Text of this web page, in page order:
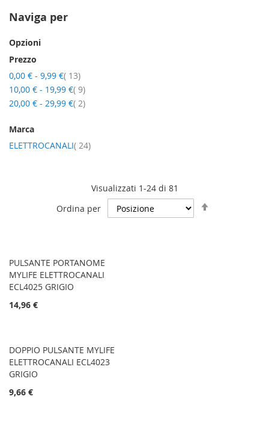
Visualizzati 1-24 di 81
Ordina per
PULSANTE PORTANOME
MYLIFE ELETTROCANALI
ECL4025 GRIGIO
14,96 €
DOPPIO PULSANTE MYLIFE
ELETTROCANALI ECL4023
GRIGIO
9,66 €
Naviga per
Opzioni
Prezzo
0,00 € - 9,99 € 13elementi
10,00 € - 19,99 € 9elementi
20,00 € - 29,99 € 2elementi
Marca
ELETTROCANALI 24elementi